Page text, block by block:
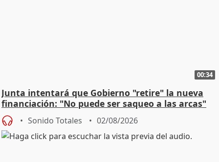
00:34
Junta intentará que Gobierno "retire" la nueva
financiación: "No puede ser saqueo a las arcas"
Sonido Totales 02/08/2026